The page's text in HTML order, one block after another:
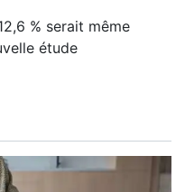
% serait même
étude